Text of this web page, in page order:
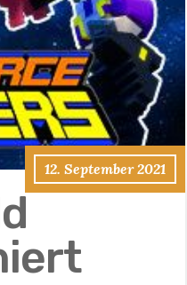
12. September 2021